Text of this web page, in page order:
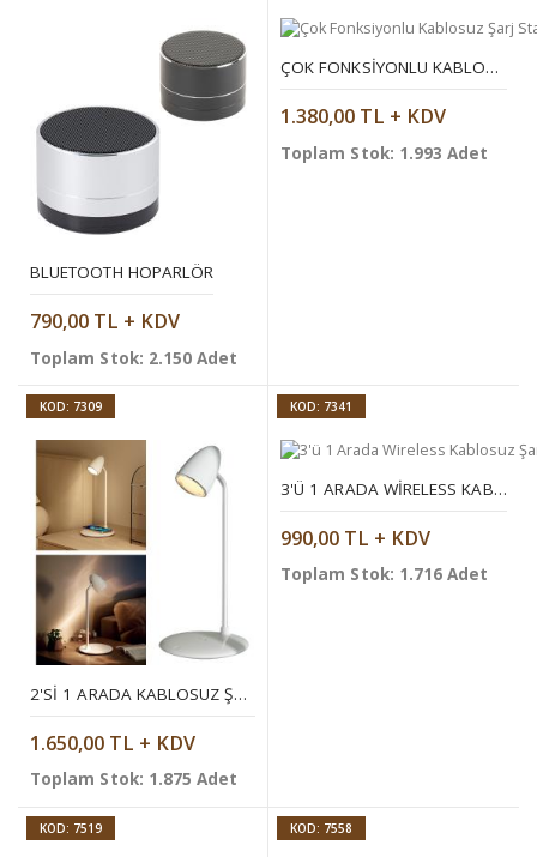
BLUETOOTH HOPARLÖR
790,00 TL + KDV
Toplam Stok: 2.150 Adet
ÇOK FONKSIYONLU KABLOSUZ ŞARJ STANDI
1.380,00 TL + KDV
Toplam Stok: 1.993 Adet
KOD: 7309
2'SI 1 ARADA KABLOSUZ ŞARJ CIHAZI
1.650,00 TL + KDV
Toplam Stok: 1.875 Adet
KOD: 7341
3'Ü 1 ARADA WIRELESS KABLOSUZ ŞARJ CIHAZI
990,00 TL + KDV
Toplam Stok: 1.716 Adet
KOD: 7519 KOD: 7558